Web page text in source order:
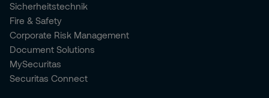
Sicherheitstechnik
Fire & Safety
Corporate Risk Management
Document Solutions
MySecuritas
Securitas Connect